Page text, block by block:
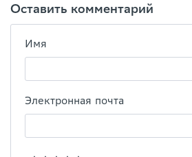
Оставить комментарий
Имя
Электронная почта